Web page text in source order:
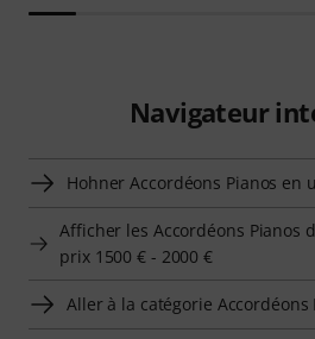
Navigateur
Hohner Accordéons Pianos en
Afficher les Accordéons Pianos
prix 1500 € - 2000 €
Aller à la catégorie Accordéons